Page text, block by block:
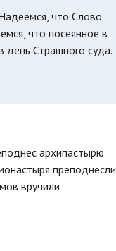
что Слово
что посеянное в
Страшного суда.
архипастырю
преподнесли
вручили